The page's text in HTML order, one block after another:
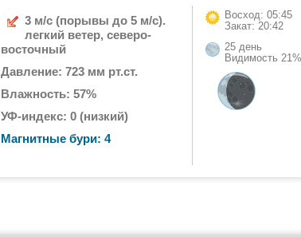
3 м/с (порывы до 5 м/с).
легкий ветер, северо-
восточный
Давление: 723 мм рт.ст.
Влажность: 57%
УФ-индекс: 0 (низкий)
Магнитные бури: 4
Восход: 05:45
Закат: 20:42
25 день
Видимость 21%